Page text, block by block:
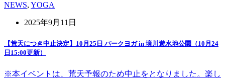
NEWS, YOGA
2025年9月11日
【荒天につき中止決定】10月25日 パークヨガ in 境川遊水地公園（10月24
日15:00更新）
※本イベントは、荒天予報のため中止をとなりました。楽し